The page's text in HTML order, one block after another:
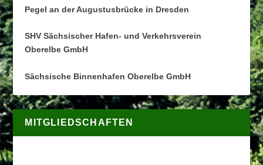
Pegel an der Augustusbrücke in Dresden
SHV Sächsischer Hafen- und Verkehrsverein
Oberelbe GmbH
Sächsische Binnenhafen Oberelbe GmbH
MITGLIEDSCHAFTEN